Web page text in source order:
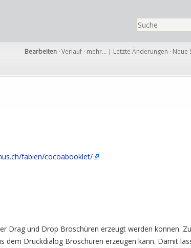
Bearbeiten ·Verlauf · mehr… | Letzte Änderungen · Neue
fabien/cocoabooklet/
Drag und Drop Broschüren erzeugt werden können.
dem Druckdialog Broschüren erzeugen kann. Damit